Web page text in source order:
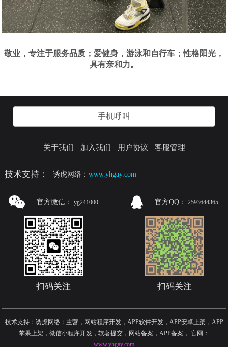
敬业，专注于服务品质；爱健身，游泳和自行车；性格阳光，
具有亲和力。
手机呼叫
关于我们 加入我们 用户协议 客服管理
技术支持： 诱虎网络：www.yhgay.com
官方微信： yg241000
扫码关注
官方QQ： 2593644365
扫码关注
技术支持：诱虎网络：主营，网站程序开发，APP软件开发，APP安卓上架，APP
苹果上架，微信小程序开发，软著提交，网站备案，APP备案 ， 官网：
www.yhgay.com